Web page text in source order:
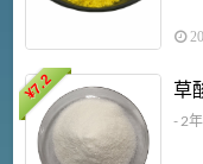
¥
7.2 草
- 2